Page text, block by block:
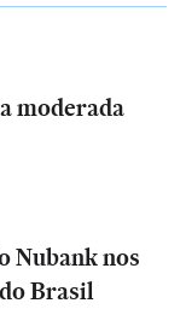
moderada
Nubank nos
Brasil